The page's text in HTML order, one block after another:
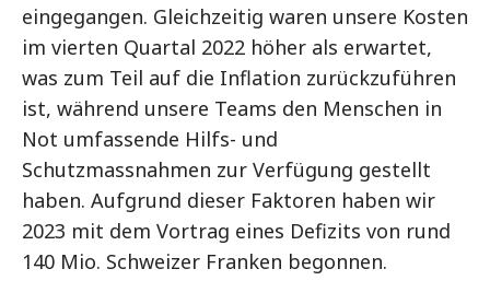
eingegangen. Gleichzeitig waren unsere Kosten
im vierten Quartal 2022 höher als erwartet,
was zum Teil auf die Inflation zurückzuführen
ist, während unsere Teams den Menschen in
Not umfassende Hilfs- und
Schutzmassnahmen zur Verfügung gestellt
haben. Aufgrund dieser Faktoren haben wir
2023 mit dem Vortrag eines Defizits von rund
140 Mio. Schweizer Franken begonnen.